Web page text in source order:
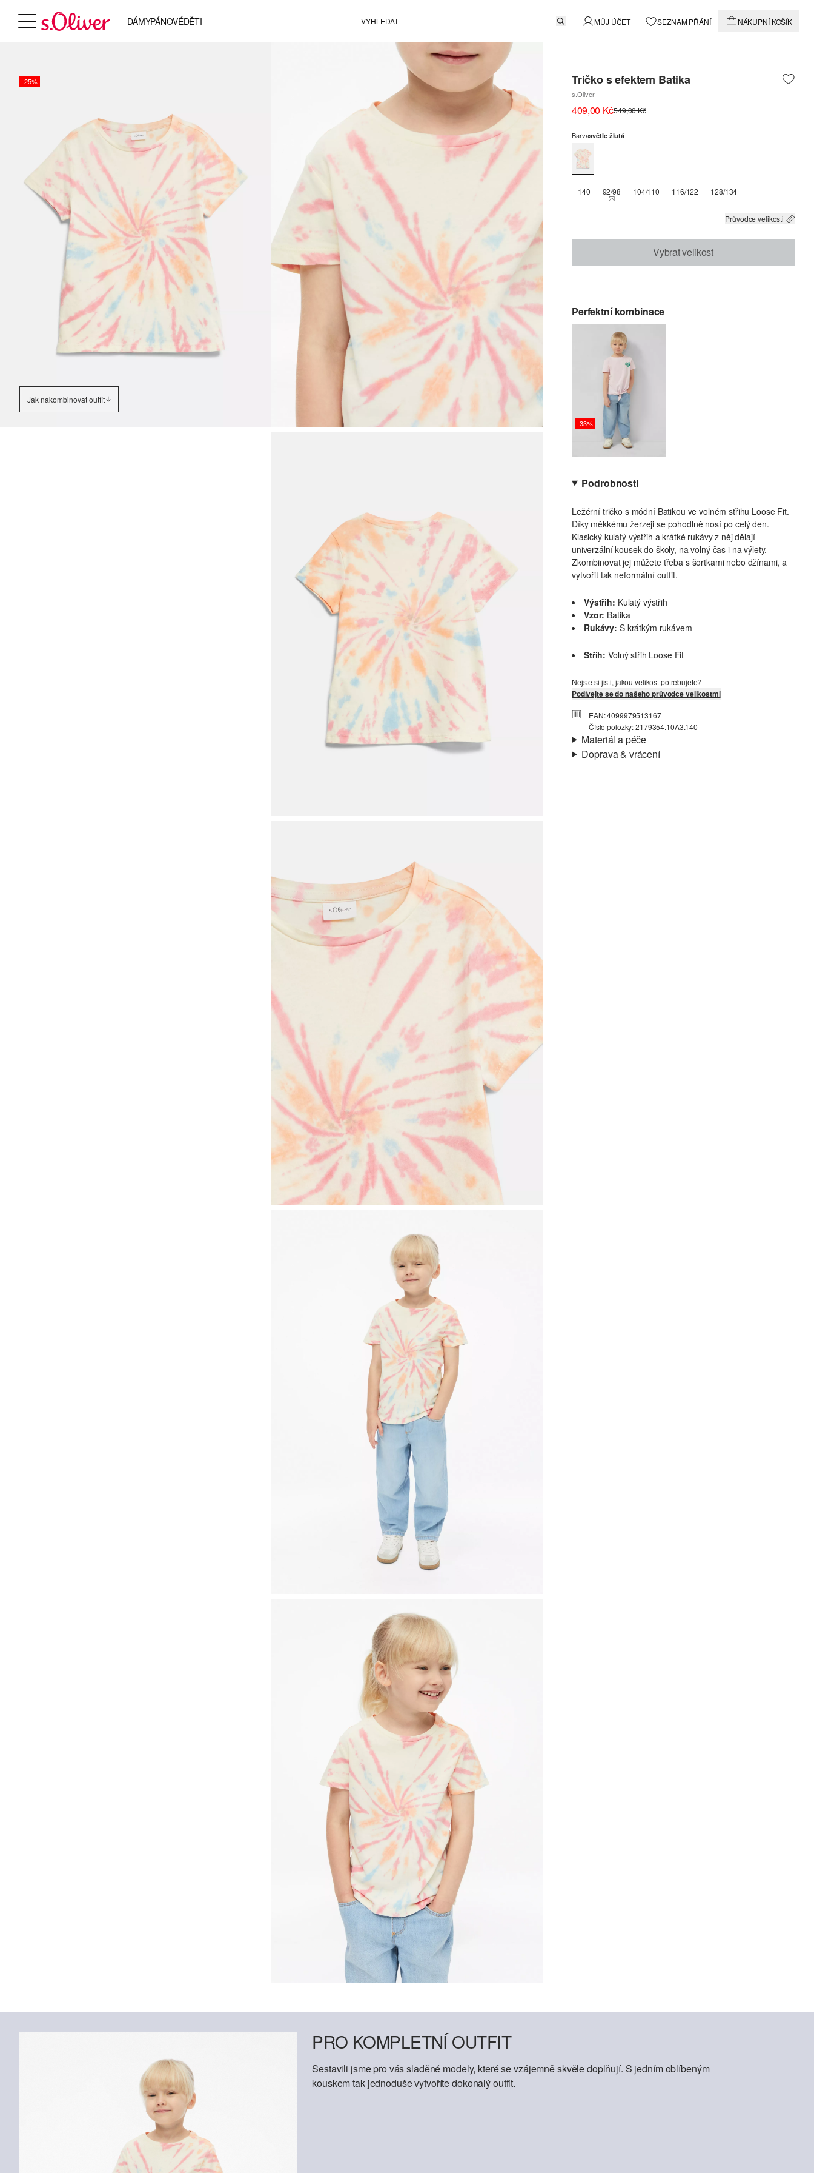
DÁMYPÁNOVÉDĚTI MŮJ ÚČET SEZNAM PŘÁNÍ NÁKUPNÍ KOŠÍK
-25%
Jak nakombinovat outfit
Tričko s efektem Batika
s.Oliver
409,00 Kč549,00 Kč
Barvasvětle žlutá
140 92/98THIS SIZE IS CURRENTLY OUT OF STOCK
104/110 116/122 128/134
Průvodce velikosti
Vybrat velikost
Perfektní kombinace
-33%
Podrobnosti
Ležérní tričko s módní Batikou ve volném střihu Loose Fit.
Díky měkkému žerzeji se pohodlně nosí po celý den.
Klasický kulatý výstřih a krátké rukávy z něj dělají
univerzální kousek do školy, na volný čas i na výlety.
Zkombinovat jej můžete třeba s šortkami nebo džínami, a
vytvořit tak neformální outfit.
Výstřih: Kulatý výstřih
Vzor: Batika
Rukávy: S krátkým rukávem
Střih: Volný střih Loose Fit
Nejste si jisti, jakou velikost potřebujete?
Podívejte se do našeho průvodce velikostmi
EAN: 4099979513167
Číslo položky: 2179354.10A3.140
Materiál a péče
Doprava & vrácení
PRO KOMPLETNÍ OUTFIT
Sestavili jsme pro vás sladěné modely, které se vzájemně skvěle doplňují. S jedním oblíbeným
kouskem tak jednoduše vytvoříte dokonalý outfit.